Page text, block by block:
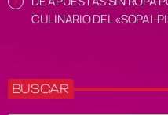
CULINARIO DEL «SOPAI-
BUSCAR